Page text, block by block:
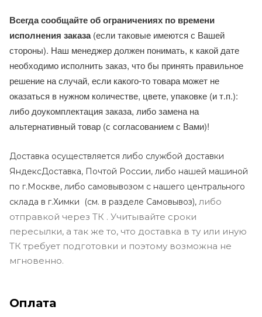
Всегда сообщайте об ограничениях по времени
исполнения заказа(если таковые имеются с Вашей
стороны). Наш менеджер должен понимать, к какой дате
необходимо исполнить заказ, что бы принять правильное
решение на случай, если какого-то товара может не
оказаться в нужном количестве, цвете, упаковке (и т.п.):
либо доукомплектация заказа, либо замена на
альтернативный товар (с согласованием с Вами)!
Доставка осуществляется либо службой доставки
ЯндексДоставка, Почтой России, либо нашей машиной
по г.Москве, либо самовывозом с нашего центрального
склада в г.Химки (см. в разделе Самовывоз), либо
отправкой через ТК . Учитывайте сроки
пересылки, а так же то, что доставка в ту или иную
ТК требует подготовки и поэтому возможна не
мгновенно.
Оплата